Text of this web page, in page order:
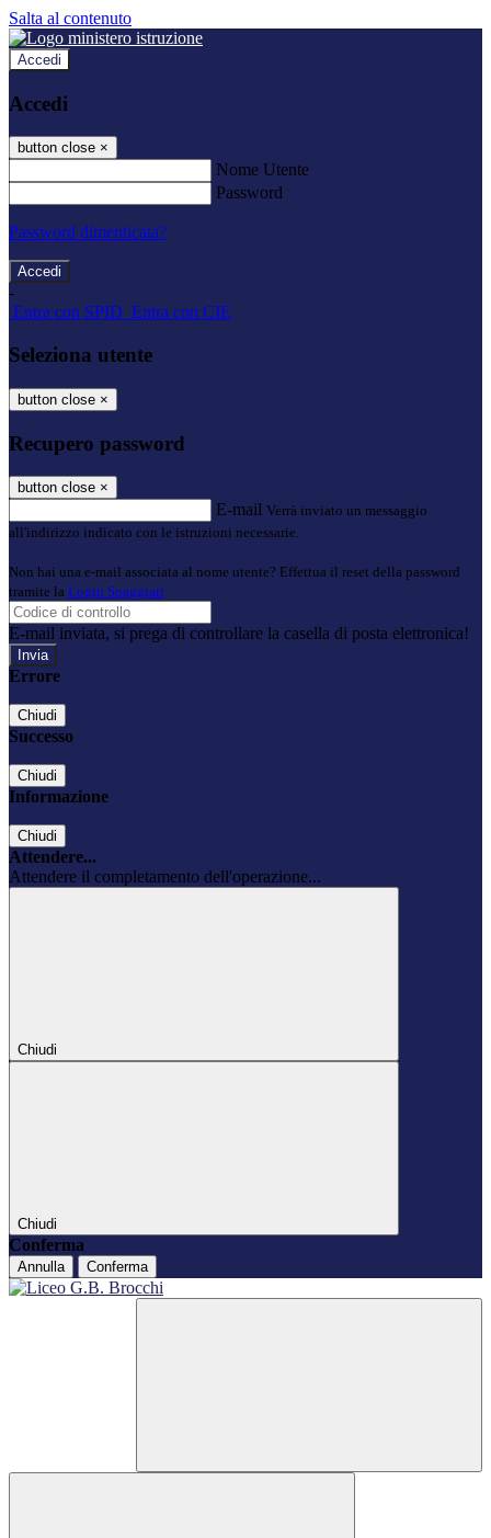
Salta al contenuto
Accedi
Accedi
button close ×
Nome Utente
Password
Password dimenticata?
-
Entra con SPID Entra con CIE
Seleziona utente
button close ×
Recupero password
button close ×
E-mail Verrà inviato un messaggio
all'indirizzo indicato con le istruzioni necessarie.
Non hai una e-mail associata al nome utente? Effettua il reset della password
tramite la Login Spaggiari
E-mail inviata, si prega di controllare la casella di posta elettronica!
Errore
Chiudi
Successo
Chiudi
Informazione
Chiudi
Attendere...
Attendere il completamento dell'operazione...
Chiudi
Chiudi
Conferma
Annulla Conferma